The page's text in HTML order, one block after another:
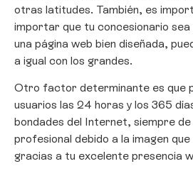
otras latitudes. También, es
importar que tu concesionario sea
una página web bien diseñada,
a igual con los grandes.
Otro factor determinante es que
usuarios las 24 horas y los 365
bondades del Internet, siempre de
profesional debido a la imagen
gracias a tu excelente presencia